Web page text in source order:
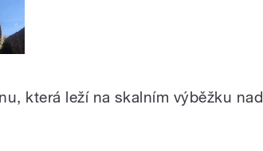
která leží na skalním výběžku nad